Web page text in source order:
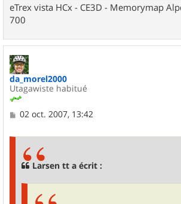
eTrex vista HCx - CE3D - Memorymap
700
da_morel2000
Utagawiste habitué
M
02 oct. 2007, 13:42
Larsen tt a écrit :